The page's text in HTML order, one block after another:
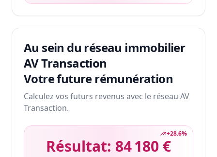
Au sein du réseau immobilier
AV Transaction
Votre future rémunération
Calculez vos futurs revenus avec le réseau AV
Transaction.
+28.6%
Résultat: 84 180 €